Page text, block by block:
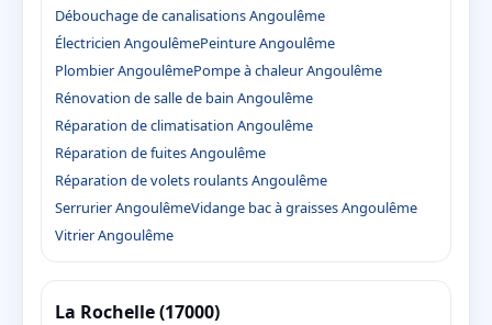
Débouchage de canalisations Angoulême
Électricien AngoulêmePeinture Angoulême
Plombier AngoulêmePompe à chaleur Angoulême
Rénovation de salle de bain Angoulême
Réparation de climatisation Angoulême
Réparation de fuites Angoulême
Réparation de volets roulants Angoulême
Serrurier AngoulêmeVidange bac à graisses Angoulême
Vitrier Angoulême
La Rochelle (17000)